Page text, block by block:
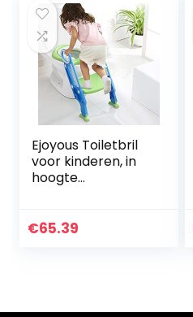
Ejoyous Toiletbril
voor kinderen, in
hoogte
toilettrainer met
€65.39